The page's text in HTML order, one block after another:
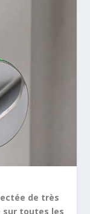
de très
sur toutes les